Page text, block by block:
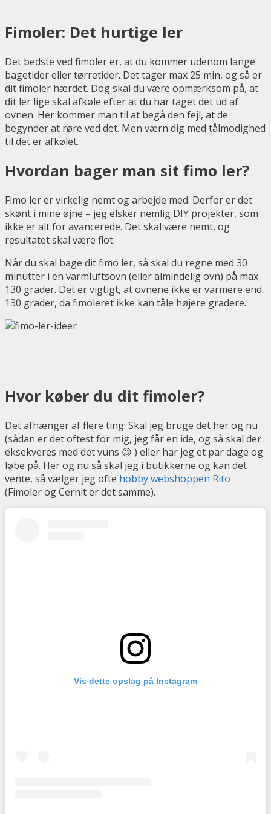
Fimoler: Det hurtige ler
Det bedste ved fimoler er, at du kommer udenom lange
bagetider eller tørretider. Det tager max 25 min, og så er
dit fimoler hærdet. Dog skal du være opmærksom på, at
dit ler lige skal afkøle efter at du har taget det ud af
ovnen. Her kommer man til at begå den fejl, at de
begynder at røre ved det. Men værn dig med tålmodighed
til det er afkølet.
Hvordan bager man sit fimo ler?
Fimo ler er virkelig nemt og arbejde med. Derfor er det
skønt i mine øjne – jeg elsker nemlig DIY projekter, som
ikke er alt for avancerede. Det skal være nemt, og
resultatet skal være flot.
Når du skal bage dit fimo ler, så skal du regne med 30
minutter i en varmluftsovn (eller almindelig ovn) på max
130 grader. Det er vigtigt, at ovnene ikke er varmere end
130 grader, da fimoleret ikke kan tåle højere gradere.
Hvor køber du dit fimoler?
Det afhænger af flere ting: Skal jeg bruge det her og nu
(sådan er det oftest for mig, jeg får en ide, og så skal der
eksekveres med det vuns 😉 ) eller har jeg et par dage og
løbe på. Her og nu så skal jeg i butikkerne og kan det
vente, så vælger jeg ofte hobby webshoppen Rito
(Fimoler og Cernit er det samme).
Vis dette opslag på Instagram